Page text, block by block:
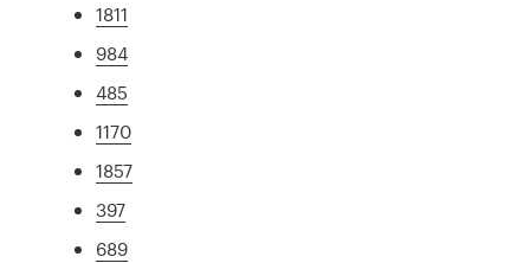
1811
984
485
1170
1857
397
689